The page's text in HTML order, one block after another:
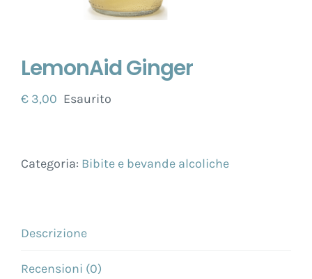
LemonAid Ginger
€ 3,00 Esaurito
Categoria: Bibite e bevande alcoliche
Descrizione
Recensioni (0)